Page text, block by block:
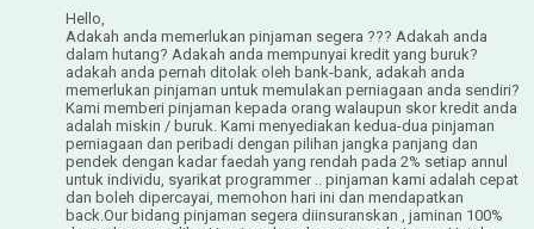
Hello,
Adakah anda memerlukan pinjaman segera ??? Adakah anda
dalam hutang? Adakah anda mempunyai kredit yang buruk?
adakah anda pernah ditolak oleh bank-bank, adakah anda
memerlukan pinjaman untuk memulakan perniagaan anda sendiri?
Kami memberi pinjaman kepada orang walaupun skor kredit anda
adalah miskin / buruk. Kami menyediakan kedua-dua pinjaman
perniagaan dan peribadi dengan pilihan jangka panjang dan
pendek dengan kadar faedah yang rendah pada 2% setiap annul
untuk individu, syarikat programmer .. pinjaman kami adalah cepat
dan boleh dipercayai, memohon hari ini dan mendapatkan
back.Our bidang pinjaman segera diinsuranskan , jaminan 100%